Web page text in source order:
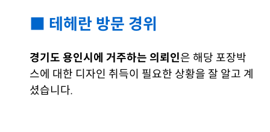
■ 테헤란 방문 경위
경기도 용인시에 거주하는 의뢰인은 해당 포장박
스에 대한 디자인 취득이 필요한 상황을 잘 알고 계
셨습니다.